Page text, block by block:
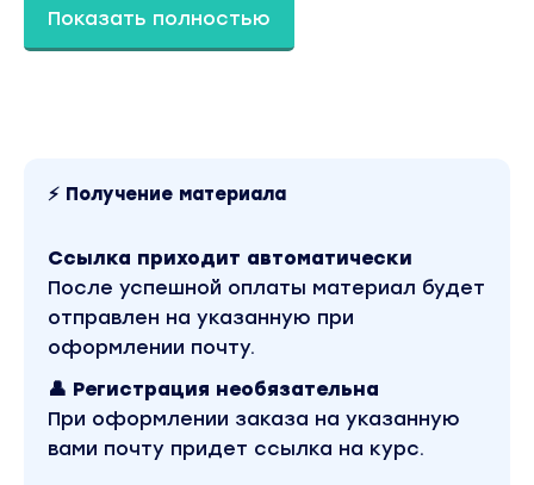
Как мотивировать партнера к переменам, и
возможно ли это вообще.
как мешаем.
Как связаны понятия «ответственность»,
«взросление», «независимость», «любовь»,
«взаимопонимание», «поддержка» и
желание быть вместе.
В результате встречи ты:
Показать полностью
⚡ Получение материала
Ссылка приходит автоматически
После успешной оплаты материал будет
отправлен на указанную при
оформлении почту.
👤 Регистрация необязательна
При оформлении заказа на указанную
вами почту придет ссылка на курс.